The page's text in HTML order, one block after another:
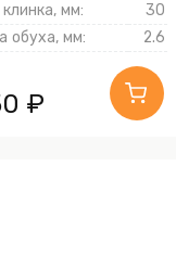
мм:
30
обуха, мм:
2.6
₽